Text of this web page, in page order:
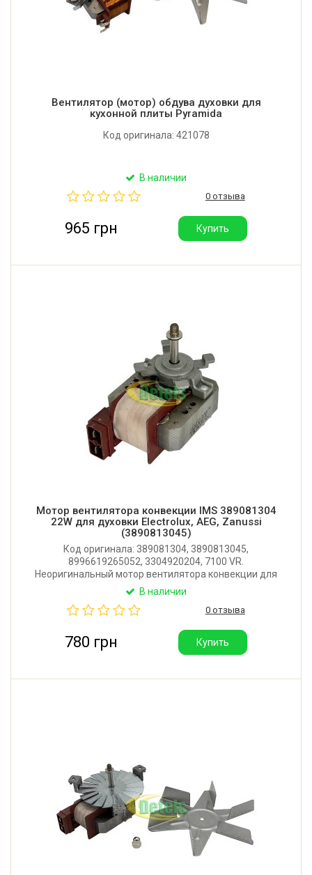
Вентилятор (мотор) обдува духовки для
кухонной плиты Pyramida
Код оригинала: 421078
В наличии
0 отзыва
965 грн Купить
Мотор вентилятора конвекции IMS 389081304
22W для духовки Electrolux, AEG, Zanussi
(3890813045)
Код оригинала: 389081304, 3890813045,
8996619265052, 3304920204, 7100 VR.
Неоригинальный мотор вентилятора конвекции для
духового шкафа и духовки кухонной плиты
Производитель: IMS S.r.l. (Италия).
В наличии
0 отзыва
780 грн Купить